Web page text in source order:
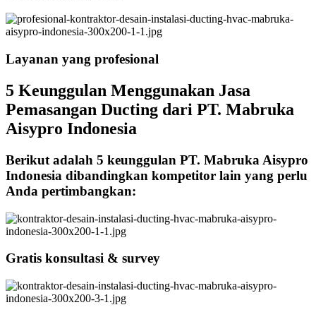
Layanan yang profesional
5 Keunggulan Menggunakan Jasa
Pemasangan Ducting dari PT. Mabruka
Aisypro Indonesia
Berikut adalah 5 keunggulan PT. Mabruka Aisypro
Indonesia dibandingkan kompetitor lain yang perlu
Anda pertimbangkan:
Gratis konsultasi & survey